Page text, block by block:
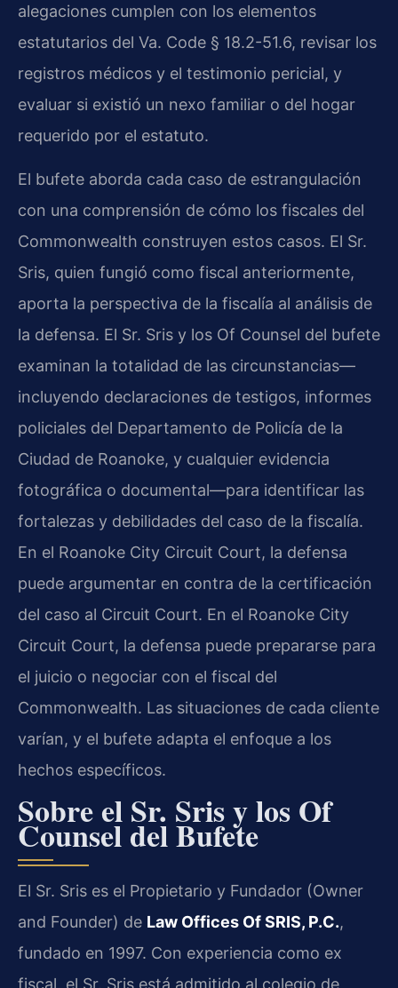
alegaciones cumplen con los elementos
estatutarios del Va. Code § 18.2-51.6, revisar los
registros médicos y el testimonio pericial, y
evaluar si existió un nexo familiar o del hogar
requerido por el estatuto.
El bufete aborda cada caso de estrangulación
con una comprensión de cómo los fiscales del
Commonwealth construyen estos casos. El Sr.
Sris, quien fungió como fiscal anteriormente,
aporta la perspectiva de la fiscalía al análisis de
la defensa. El Sr. Sris y los Of Counsel del bufete
examinan la totalidad de las circunstancias—
incluyendo declaraciones de testigos, informes
policiales del Departamento de Policía de la
Ciudad de Roanoke, y cualquier evidencia
fotográfica o documental—para identificar las
fortalezas y debilidades del caso de la fiscalía.
En el Roanoke City Circuit Court, la defensa
puede argumentar en contra de la certificación
del caso al Circuit Court. En el Roanoke City
Circuit Court, la defensa puede prepararse para
el juicio o negociar con el fiscal del
Commonwealth. Las situaciones de cada cliente
varían, y el bufete adapta el enfoque a los
hechos específicos.
Sobre el Sr. Sris y los Of
Counsel del Bufete
El Sr. Sris es el Propietario y Fundador (Owner
and Founder) de Law Offices Of SRIS, P.C.,
fundado en 1997. Con experiencia como ex
fiscal, el Sr. Sris está admitido al colegio de